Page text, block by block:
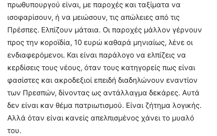
πρωθυπουργού είναι, με παροχές και ταξίματα να
ισοφαρίσουν, ή να μειώσουν, τις απώλειες από τις
Πρέσπες. Ελπίζουν μάταια. Οι παροχές μάλλον γέρνουν
προς την κοροϊδία, 10 ευρώ καθαρά μηνιαίως, λένε οι
ενδιαφερόμενοι. Και είναι παράλογο να ελπίζεις να
κερδίσεις τους νέους, όταν τους κατηγορείς πως είναι
φασίστες και ακροδεξιοί επειδή διαδηλώνουν εναντίον
των Πρεσπών, δίνοντας ως αντάλλαγμα δεκάρες. Αυτά
δεν είναι καν θέμα πατριωτισμού. Είναι ζήτημα λογικής.
Αλλά όταν είναι κανείς απελπισμένος χάνει το μυαλό
του.